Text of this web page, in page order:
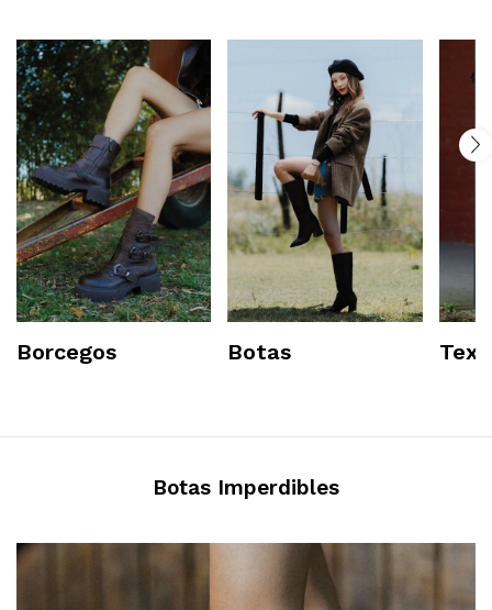
Borcegos Botas
Botas Imperdibles